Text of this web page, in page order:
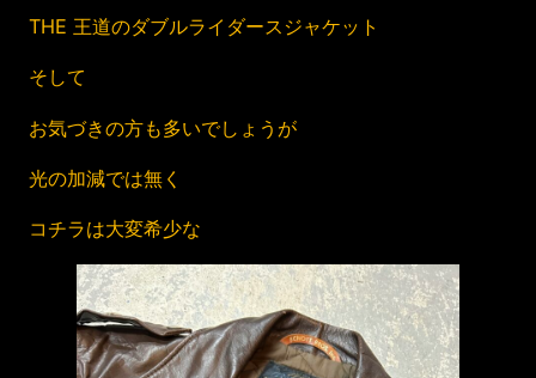
THE 王道のダブルライダースジャケット
そして
お気づきの方も多いでしょうが
光の加減では無く
コチラは大変希少な